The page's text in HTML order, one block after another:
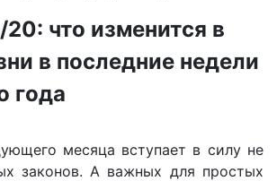
что изменится в
в последние недели
года
месяца вступает в силу не
законов. А важных для простых